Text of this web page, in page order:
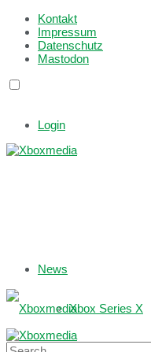
Kontakt
Impressum
Datenschutz
Mastodon
Login
News
Xbox Series X